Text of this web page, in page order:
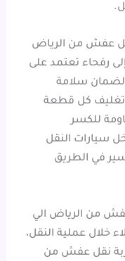
عفش من الرياض
رفحاء تعتمد على
لضمان سلامة
تغليف كل قطعة
للكسر
سيارات النقل
في الطريق
من الرياض الي
خلال عملية النقل،
نقل عفش من